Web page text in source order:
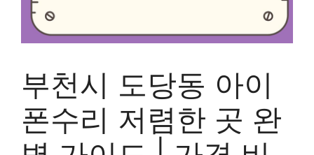
부천시 도당동 아이
폰수리 저렴한 곳 완